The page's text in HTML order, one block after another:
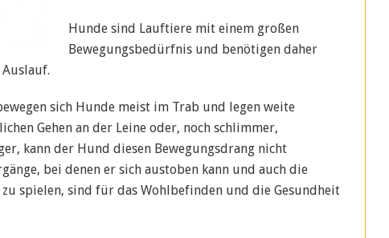
Hunde sind Lauftiere mit einem großen
Bewegungsbedürfnis und benötigen daher
sich Hunde meist im Trab und legen weite
Gehen an der Leine oder, noch schlimmer,
kann der Hund diesen Bewegungsdrang nicht
bei denen er sich austoben kann und auch die
spielen, sind für das Wohlbefinden und die Gesundheit